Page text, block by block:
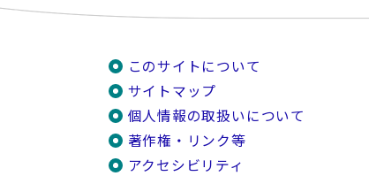
このサイトについて
サイトマップ
個人情報の取扱いについて
著作権・リンク等
アクセシビリティ